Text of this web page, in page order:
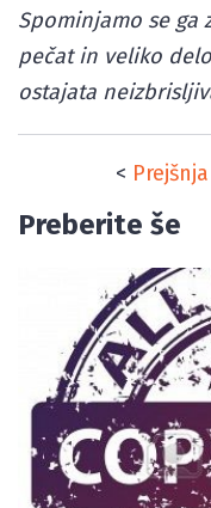
Spominjamo se ga
pečat in veliko
ostajata
<
Preberite še